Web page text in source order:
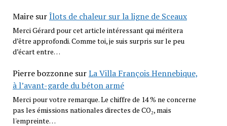
MairesurÎlots de chaleur sur la ligne de Sceaux
Merci Gérard pour cet article intéressant qui méritera
d’être approfondi. Comme toi, je suis surpris sur le peu
d’écart entre…
Pierre bozzonnesurLa Villa François Hennebique,
à l’avant-garde du béton armé
Merci pour votre remarque. Le chiffre de 14 % ne concerne
pas les émissions nationales directes de CO₂, mais
l'empreinte…